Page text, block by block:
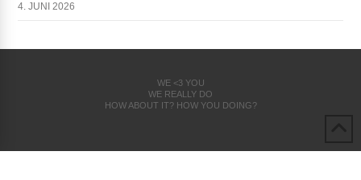
4. JUNI 2026
WE <3 YOU
WE REALLY DO
HOW ABOUT IT? HOW YOU DOING?